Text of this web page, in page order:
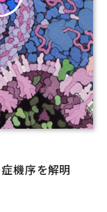
機序を解明